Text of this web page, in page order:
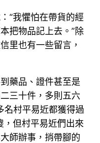
“我懼怕在帶貨的經
把物品記上去。”除
里也有一些留言，
藥品、證件甚至是
三十件，多則五六
名村平易近都獲得過
，但村平易近們出來
師辦事，捎帶腳的